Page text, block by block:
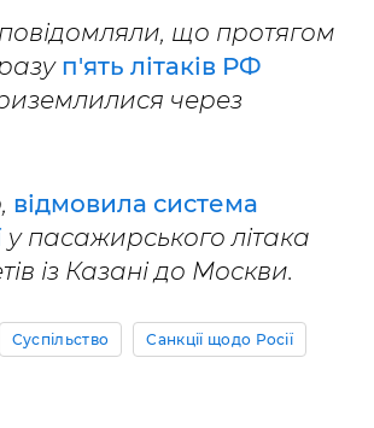
що протягом
п'ять літаків РФ
через
відмовила система
у пасажирського літака
із Казані до Москви.
Суспільство Санкції щодо Росії